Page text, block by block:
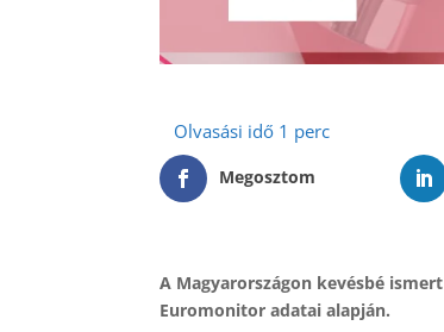
Megosztom
A Magyarországon kevésbé ismert
Euromonitor adatai alapján.